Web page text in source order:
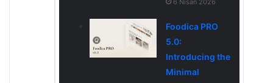
6 Nisan 2026
Foodica PRO
5.0:
Introducing the
Minimal